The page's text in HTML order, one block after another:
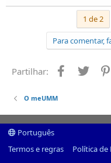
1 de 2
Para comentar,
Partilhar: Facebook
O meUMM
Português
Termos e regras
Política de